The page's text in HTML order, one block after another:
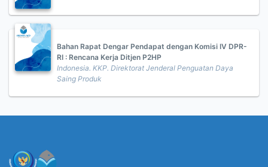
Bahan Rapat Dengar Pendapat dengan Komisi IV DPR-
RI : Rencana Kerja Ditjen P2HP
Indonesia. KKP. Direktorat Jenderal Penguatan Daya
Saing Produk